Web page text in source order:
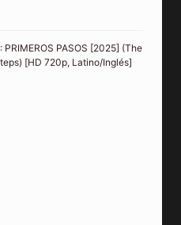
PRIMEROS PASOS [2025] (The
[HD 720p, Latino/Inglés]